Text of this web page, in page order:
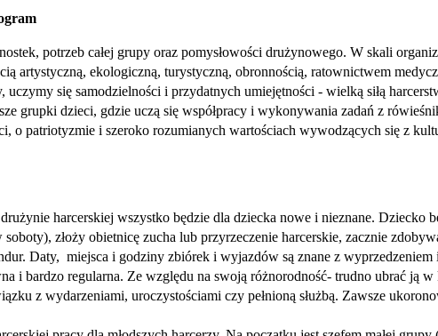
potrzeb całej grupy oraz pomysłowości drużynowego. W skali
artystyczną, ekologiczną, turystyczną, obronnością, ratownictwem
się samodzielności i przydatnych umiejętności - wielką siłą
grupki dzieci, gdzie uczą się współpracy i wykonywania zadań z
o patriotyzmie i szeroko rozumianych wartościach wywodzących się z
harcerskiej wszystko będzie dla dziecka nowe i nieznane. Dziecko
złoży obietnicę zucha lub przyrzeczenie harcerskie, zacznie
Daty, miejsca i godziny zbiórek i wyjazdów są znane z wyprzedzeniem
i bardzo regularna. Ze względu na swoją różnorodność- trudno ubrać ją
z wydarzeniami, uroczystościami czy pełnioną służbą. Zawsze